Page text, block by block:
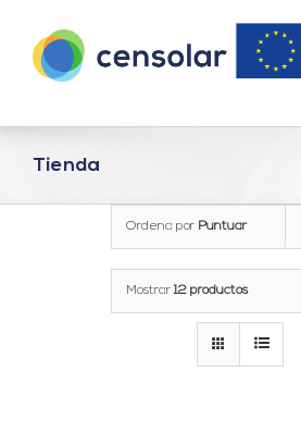
contenido
Tienda
Ordena por Puntuar
Mostrar12 productos